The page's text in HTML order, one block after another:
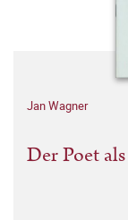
Jan Wagner
Der Poet